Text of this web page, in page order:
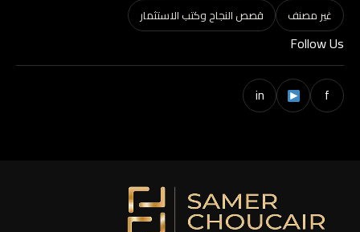
غير مصنف
قصص النجاح وكتب الاستثمار
Follow Us
f
in